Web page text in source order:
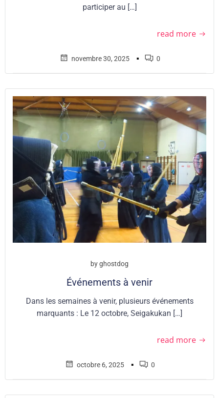
participer au […]
read more
novembre 30, 2025 ▪ 0
byghostdog
Événements à venir
Dans les semaines à venir, plusieurs événements
marquants : Le 12 octobre, Seigakukan […]
read more
octobre 6, 2025 ▪ 0